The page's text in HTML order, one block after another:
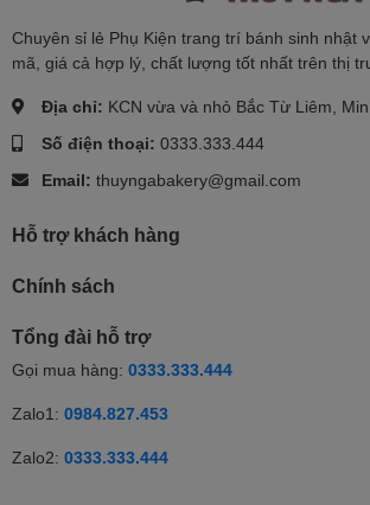
Chuyên sỉ lẻ Phụ Kiện trang trí bánh sinh nhật
mã, giá cả hợp lý, chất lượng tốt nhất trên thị
Địa chỉ: KCN vừa và nhỏ Bắc Từ Liêm,
Số điện thoại: 0333.333.444
Email: thuyngabakery@gmail.com
Hỗ trợ khách hàng
Chính sách
Tổng đài hỗ trợ
Gọi mua hàng: 0333.333.444
Zalo1: 0984.827.453
Zalo2: 0333.333.444